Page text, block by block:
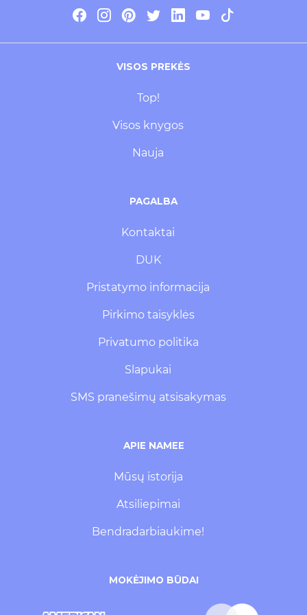
VISOS PREKĖS
Top!
Visos knygos
Nauja
PAGALBA
Kontaktai
DUK
Pristatymo informacija
Pirkimo taisyklės
Privatumo politika
Slapukai
SMS pranešimų atsisakymas
APIE NAMEE
Mūsų istorija
Atsiliepimai
Bendradarbiaukime!
MOKĖJIMO BŪDAI